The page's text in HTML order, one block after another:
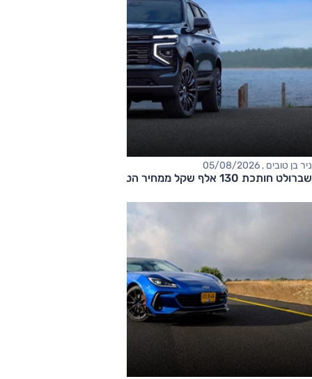
ניר בן טובים , 05/08/2026
שברולט חותכת 130 אלף שקל ממחיר הטאהו